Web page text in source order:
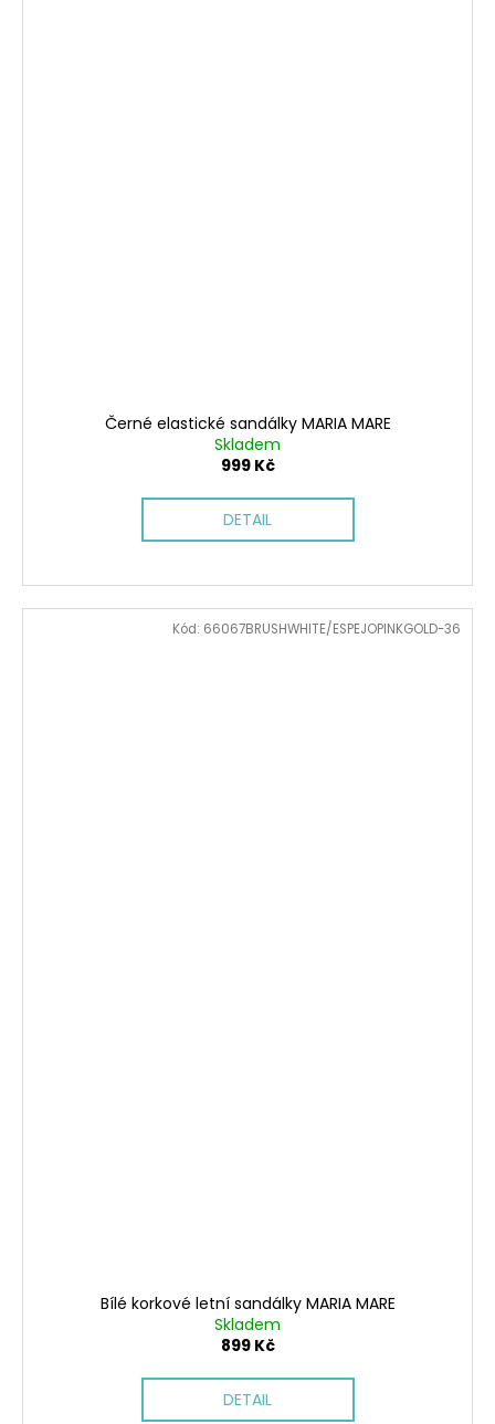
Černé elastické sandálky MARIA MARE
Skladem
999 Kč
DETAIL
Bílé korkové letní sandálky MARIA MARE
Skladem
899 Kč
DETAIL
Kód: 66067BRUSHWHITE/ESPEJOPINKGOLD-36